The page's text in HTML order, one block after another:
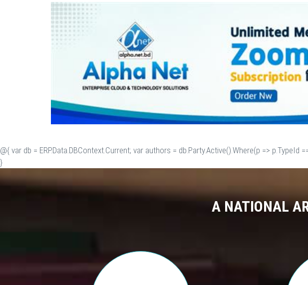
@{ var db = ERP.Data.DBContext.Current; var authors = db.Party.Active().Where(p =>
}
A NATIONAL